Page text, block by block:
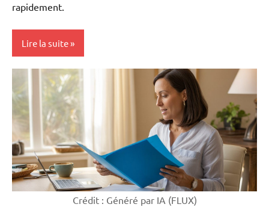
rapidement.
Lire la suite
argent
Crédit : Généré par IA (FLUX)